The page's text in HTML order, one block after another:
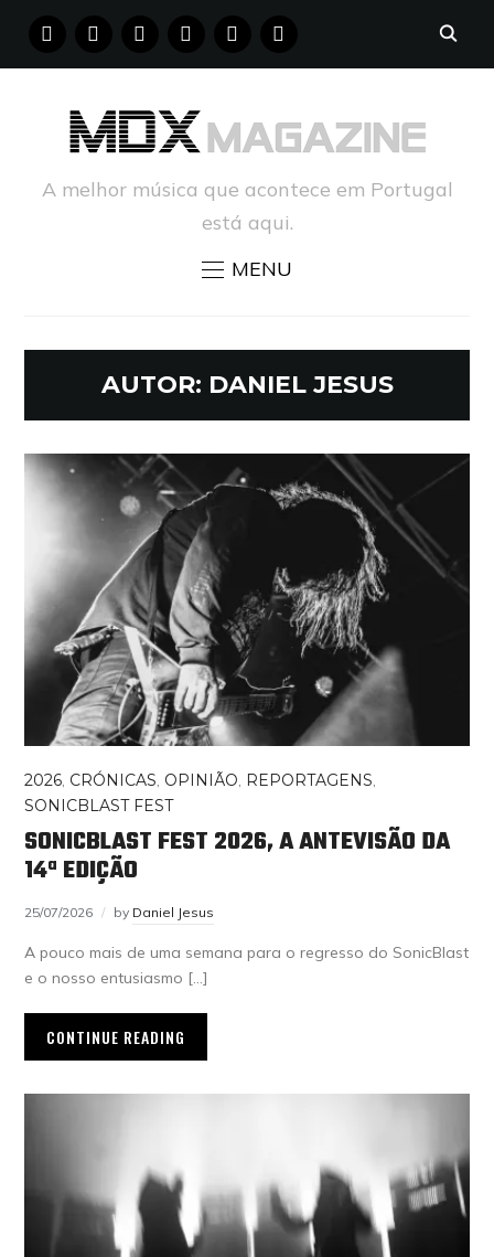
FACEBOOKINSTAGRAM
YOUTUBE PINTERESTTUMBLR
A melhor música que acontece em Portugal
está aqui.
MENU
AUTOR: DANIEL JESUS
2026, CRÓNICAS, OPINIÃO, REPORTAGENS,
SONICBLAST FEST
SONICBLAST FEST 2026, A ANTEVISÃO DA
14ª EDIÇÃO
25/07/2026 by Daniel Jesus
A pouco mais de uma semana para o regresso do SonicBlast
e o nosso entusiasmo […]
CONTINUE READING